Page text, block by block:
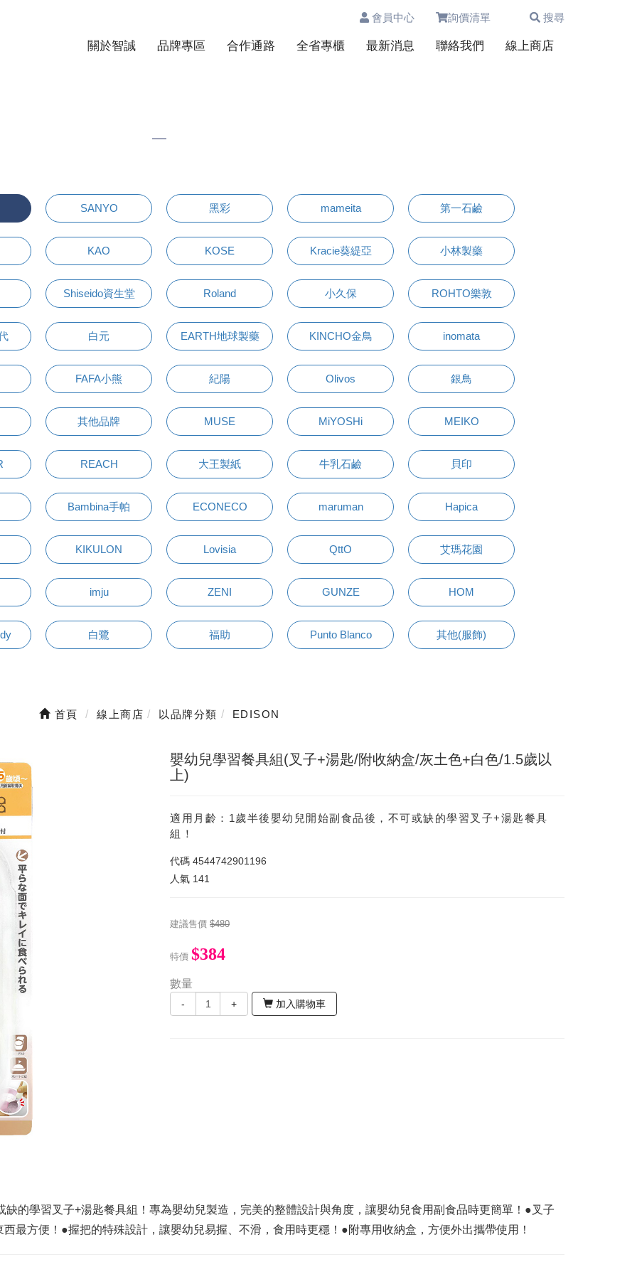
會員中心 詢價清單 搜尋
關於智誠 品牌專區 合作通路 全省專櫃 最新消息 聯絡我們 線上商店
SANYO 黑彩 mameita 第一石鹼
KAO KOSE Kracie葵緹亞 小林製藥
Shiseido資生堂 Roland 小久保 ROHTO樂敦
白元 EARTH地球製藥 KINCHO金鳥 inomata
FAFA小熊 紀陽 Olivos 銀鳥
其他品牌 MUSE MiYOSHi MEIKO
REACH 大王製紙 牛乳石鹼 貝印
Bambina手帕 ECONECO maruman Hapica
KIKULON Lovisia QttO 艾瑪花園
imju ZENI GUNZE HOM
白鷺 福助 Punto Blanco 其他(服飾)
首頁 線上商店 以品牌分類 EDISON
嬰幼兒學習餐具組(叉子+湯匙/附收納盒/灰土色+白色/1.5歲以
上)
適用月齡：1歲半後嬰幼兒開始副食品後，不可或缺的學習叉子+湯匙餐具
組！
代碼 4544742901196
人氣 141
建議售價 $480
特價 $384
數量
- + 加入購物車
的學習叉子+湯匙餐具組！專為嬰幼兒製造，完美的整體設計與角度，讓嬰幼兒食用副食品時更簡單！●叉子
最方便！●握把的特殊設計，讓嬰幼兒易握、不滑，食用時更穩！●附專用收納盒，方便外出攜帶使用！